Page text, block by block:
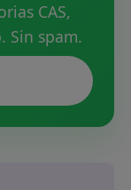
CAS,
Sin spam.